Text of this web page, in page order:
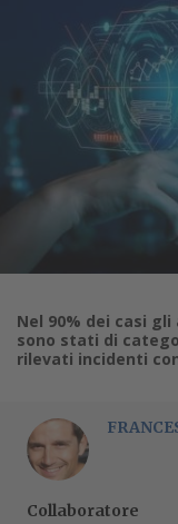
Nel 90% dei casi
sono stati di
rilevati incidenti
Collaboratore